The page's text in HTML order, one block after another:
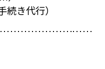
き代行）